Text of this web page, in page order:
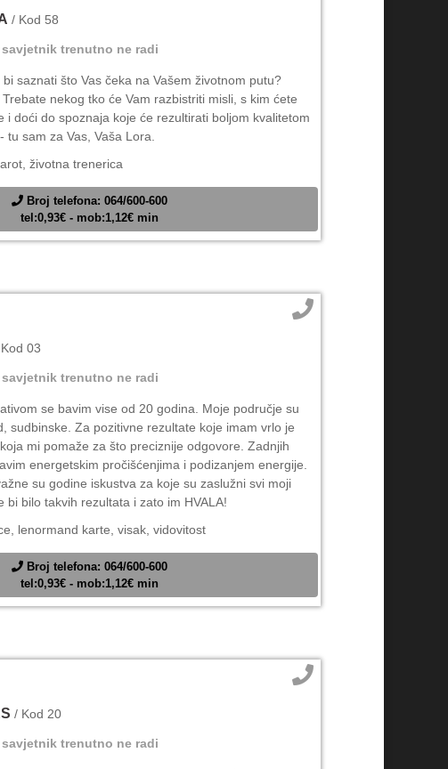
/ Kod 58
savjetnik trenutno ne radi
bi saznati što Vas čeka na Vašem životnom putu?
nekog tko će Vam razbistriti misli, s kim ćete
i doći do spoznaja koje će rezultirati boljom kvalitetom
tu sam za Vas, Vaša Lora.
životna trenerica
Broj telefona: 064/600-600
tel:0,93€ - mob:1,12€ min
03
savjetnik trenutno ne radi
se bavim vise od 20 godina. Moje područje su
sudbinske. Za pozitivne rezultate koje imam vrlo je
mi pomaže za što preciznije odgovore. Zadnjih
energetskim pročišćenjima i podizanjem energije.
su godine iskustva za koje su zaslužni svi moji
bi bilo takvih rezultata i zato im HVALA!
lenormand karte, visak, vidovitost
Broj telefona: 064/600-600
tel:0,93€ - mob:1,12€ min
/ Kod 20
savjetnik trenutno ne radi